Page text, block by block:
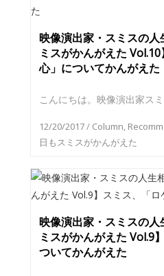
映像演出家・スミスの
ミスがかんがえた
心」についてかんがえた
こんにちは。映像演出家ス
12/20/2017/ Column,
日もスミスがかんがえた
映像演出家・スミスの
ミスがかんがえた Vol.9
ついてかんがえた